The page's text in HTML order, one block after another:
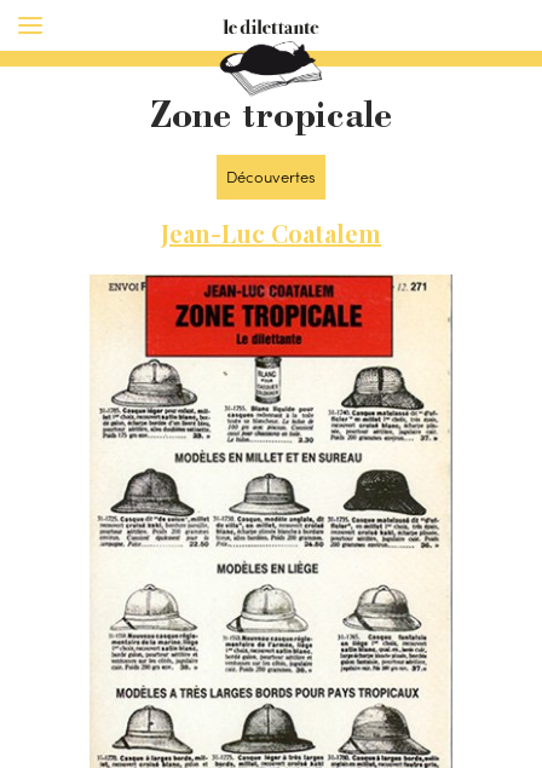
Zone tropicale
Découvertes
Jean-Luc Coatalem